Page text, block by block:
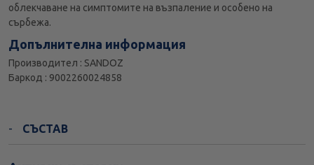
облекчаване на симптомите на възпаление и особено на
сърбежа.
Допълнителна информация
Производител : SANDOZ
Баркод : 9002260024858
СЪСТАВ